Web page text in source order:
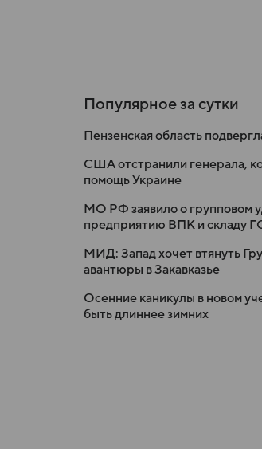
Популярное за сутки
Пензенская область
США отстранили генерала,
помощь Украине
МО РФ заявило о групповом
предприятию ВПК и складу
МИД: Запад хочет втянуть
авантюры в Закавказье
Осенние каникулы в новом
быть длиннее зимних